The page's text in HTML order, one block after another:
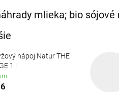
mlieka; bio
nápoj Natur THE
1 l